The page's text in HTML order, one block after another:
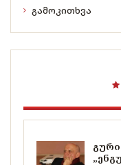
გამოკითხვა